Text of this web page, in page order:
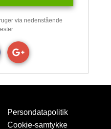
via nedenstående
Persondatapolitik
Cookie-samtykke